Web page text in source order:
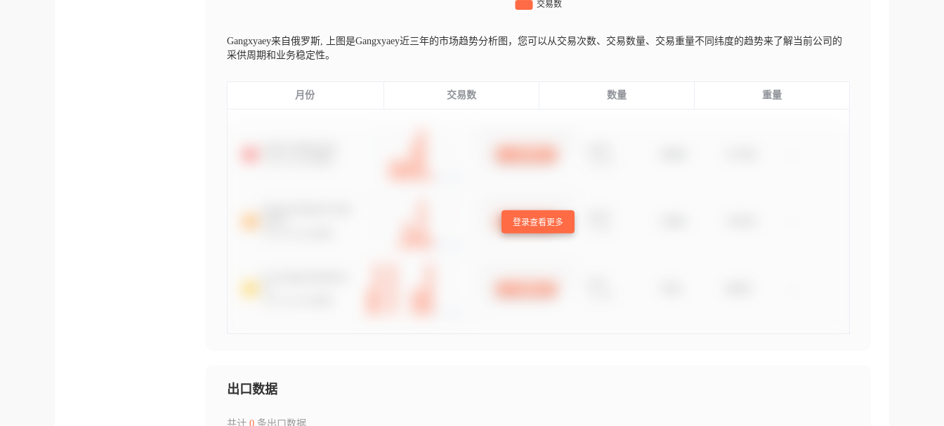
Gangxyaey来自俄罗斯,
上图是Gangxyaey近三年的市场趋势分析图，您可以从交易次数、交易数量、交易重量不同纬度的趋势来了解当前公司的
采供周期和业务稳定性。
月份 交易数 数量 重量
登录查看更多
出口数据
共计 0条出口数据